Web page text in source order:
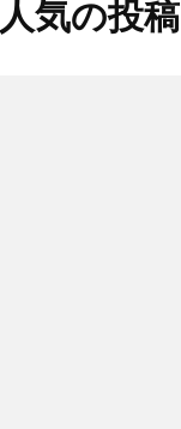
人気の投稿